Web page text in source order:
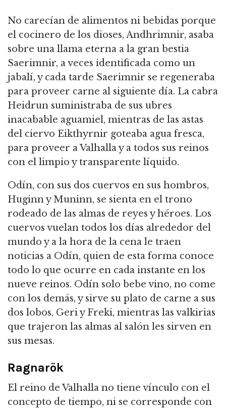
No carecían de alimentos ni bebidas porque
el cocinero de los dioses, Andhrimnir, asaba
sobre una llama eterna a la gran bestia
Saerimnir, a veces identificada como un
jabalí, y cada tarde Saerimnir se regeneraba
para proveer carne al siguiente día. La cabra
Heidrun suministraba de sus ubres
inacabable aguamiel, mientras de las astas
del ciervo Eikthyrnir goteaba agua fresca,
para proveer a Valhalla y a todos sus reinos
con el limpio y transparente líquido.
Odín, con sus dos cuervos en sus hombros,
Huginn y Muninn, se sienta en el trono
rodeado de las almas de reyes y héroes. Los
cuervos vuelan todos los días alrededor del
mundo y a la hora de la cena le traen
noticias a Odín, quien de esta forma conoce
todo lo que ocurre en cada instante en los
nueve reinos. Odín solo bebe vino, no come
con los demás, y sirve su plato de carne a sus
dos lobos, Geri y Freki, mientras las valkirias
que trajeron las almas al salón les sirven en
sus mesas.
Ragnarök
El reino de Valhalla no tiene vínculo con el
concepto de tiempo, ni se corresponde con